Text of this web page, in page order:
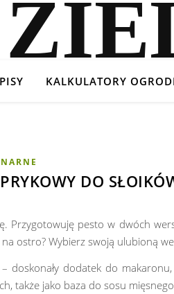
KALKULATORY
DO
Przygotowuję pesto w dwóch
ostro? Wybierz swoją ulubioną
doskonały dodatek do
także jako baza do sosu